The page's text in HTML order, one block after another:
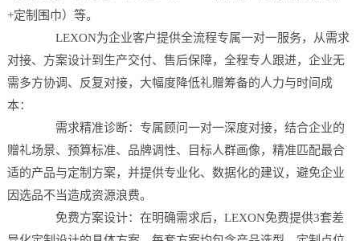
+定制围巾）等。
LEXON为企业客户提供全流程专属一对一服务，从需求
对接、方案设计到生产交付、售后保障，全程专人跟进，企业无
需多方协调、反复对接，大幅度降低礼赠筹备的人力与时间成
本：
需求精准诊断：专属顾问一对一深度对接，结合企业的
赠礼场景、预算标准、品牌调性、目标人群画像，精准匹配最合
适的产品与定制方案，并提供专业化、数据化的建议，避免企业
因选品不当造成资源浪费。
免费方案设计：在明确需求后，LEXON免费提供3套差